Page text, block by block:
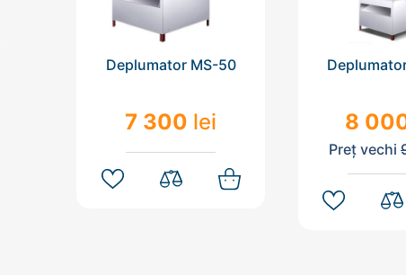
Deplumator MS-50
7 300 lei 8
Preț vechi